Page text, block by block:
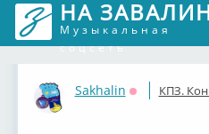
НА
Музыкальная
соцсеть
Sakhalin
Оффлайн
КПЗ.